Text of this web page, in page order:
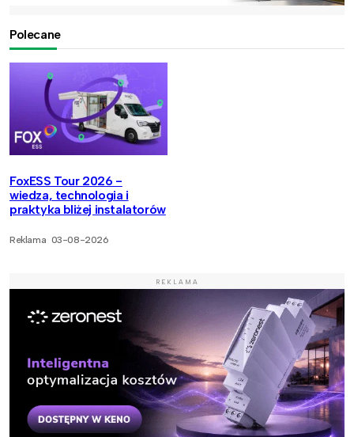
Polecane
FoxESS Tour 2026 -
wiedza, technologia i
praktyka bliżej instalatorów
Reklama 03-08-2026
REKLAMA